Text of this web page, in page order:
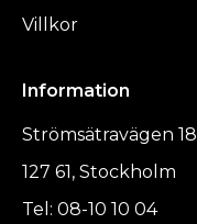
Villkor
Information
Strömsätravägen 18
127 61, Stockholm
Tel: 08-10 10 04